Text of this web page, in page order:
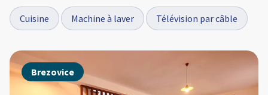
Cuisine Machine à laver Télévision par câble
Brezovice